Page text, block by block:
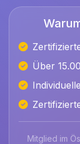
Über
Mitglied im